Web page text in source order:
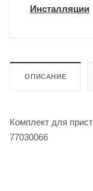
Инсталляции
ОПИСАНИЕ
Комплект для
77030066